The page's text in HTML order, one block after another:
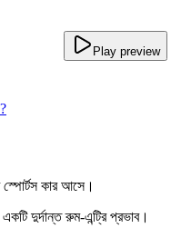
Play preview
স্পোর্টস কার আসে।
দুর্দান্ত রুম-এন্ট্রি প্রভাব।